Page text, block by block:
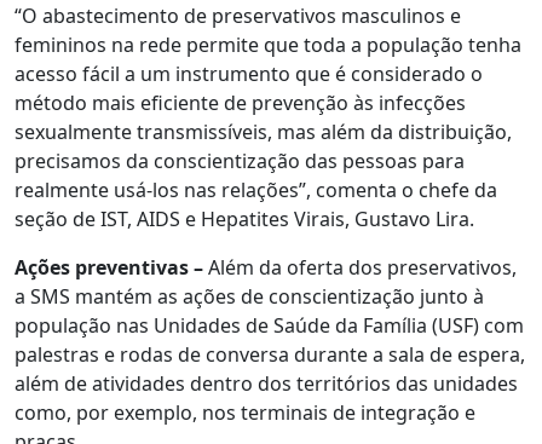
“O abastecimento de preservativos masculinos e
femininos na rede permite que toda a população tenha
acesso fácil a um instrumento que é considerado o
método mais eficiente de prevenção às infecções
sexualmente transmissíveis, mas além da distribuição,
precisamos da conscientização das pessoas para
realmente usá-los nas relações”, comenta o chefe da
seção de IST, AIDS e Hepatites Virais, Gustavo Lira.
Ações preventivas –Além da oferta dos preservativos,
a SMS mantém as ações de conscientização junto à
população nas Unidades de Saúde da Família (USF) com
palestras e rodas de conversa durante a sala de espera,
além de atividades dentro dos territórios das unidades
como, por exemplo, nos terminais de integração e